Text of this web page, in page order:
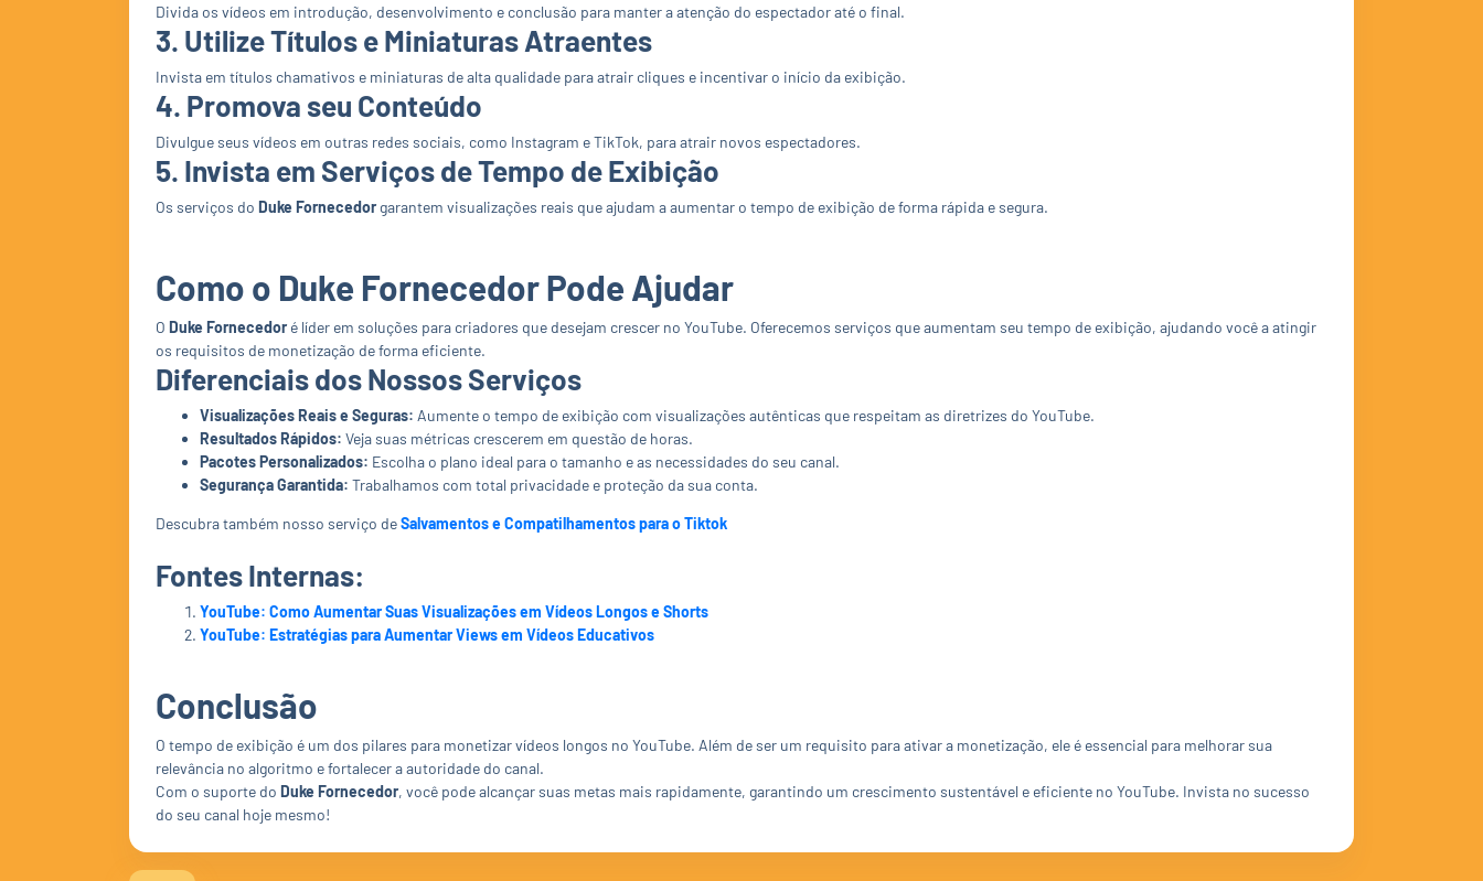
Divida os vídeos em introdução, desenvolvimento e conclusão para manter a atenção do espectador até o final.
3. Utilize Títulos e Miniaturas Atraentes
Invista em títulos chamativos e miniaturas de alta qualidade para atrair cliques e incentivar o início da exibição.
4. Promova seu Conteúdo
Divulgue seus vídeos em outras redes sociais, como Instagram e TikTok, para atrair novos espectadores.
5. Invista em Serviços de Tempo de Exibição
Os serviços do Duke Fornecedorgarantem visualizações reais que ajudam a aumentar o tempo de exibição de forma rápida e segura.
Como o Duke Fornecedor Pode Ajudar
O Duke Fornecedor é líder em soluções para criadores que desejam crescer no YouTube. Oferecemos serviços que aumentam seu tempo de exibição, ajudando você a atingir
os requisitos de monetização de forma eficiente.
Diferenciais dos Nossos Serviços
Visualizações Reais e Seguras: Aumente o tempo de exibição com visualizações autênticas que respeitam as diretrizes do YouTube.
Resultados Rápidos: Veja suas métricas crescerem em questão de horas.
Pacotes Personalizados: Escolha o plano ideal para o tamanho e as necessidades do seu canal.
Segurança Garantida: Trabalhamos com total privacidade e proteção da sua conta.
Descubra também nosso serviço deSalvamentos e Compatilhamentos para o Tiktok
Fontes Internas:
YouTube: Como Aumentar Suas Visualizações em Vídeos Longos e Shorts
YouTube: Estratégias para Aumentar Views em Vídeos Educativos
Conclusão
O tempo de exibição é um dos pilares para monetizar vídeos longos no YouTube. Além de ser um requisito para ativar a monetização, ele é essencial para melhorar sua
relevância no algoritmo e fortalecer a autoridade do canal.
Com o suporte do Duke Fornecedor, você pode alcançar suas metas mais rapidamente, garantindo um crescimento sustentável e eficiente no YouTube. Invista no sucesso
do seu canal hoje mesmo!